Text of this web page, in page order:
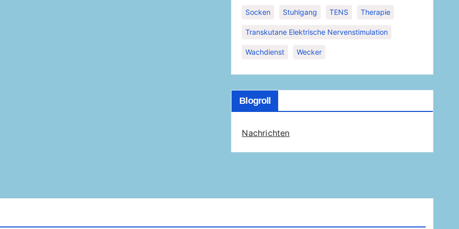
Socken Stuhlgang TENS Therapie
Transkutane Elektrische Nervenstimulation
Wachdienst Wecker
Blogroll
Nachrichten